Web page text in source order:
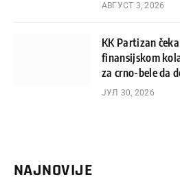
АВГУСТ 3, 2026
KK Partizan
finansijskom
za crno-bele da
ЈУЛ 30, 2026
NAJNOVIJE